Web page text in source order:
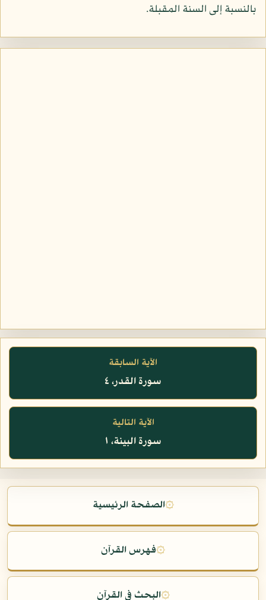
بالنسبة إلى السنة المقبلة.
الآية السابقة
سورة القدر، ٤
الآية التالية
سورة البينة، ١
۞الصفحة الرئيسية
۞فهرس القرآن
۞البحث في القرآن